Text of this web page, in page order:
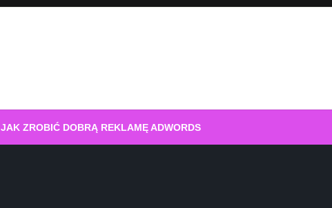
JAK ZROBIĆ DOBRĄ REKLAMĘ ADWORDS